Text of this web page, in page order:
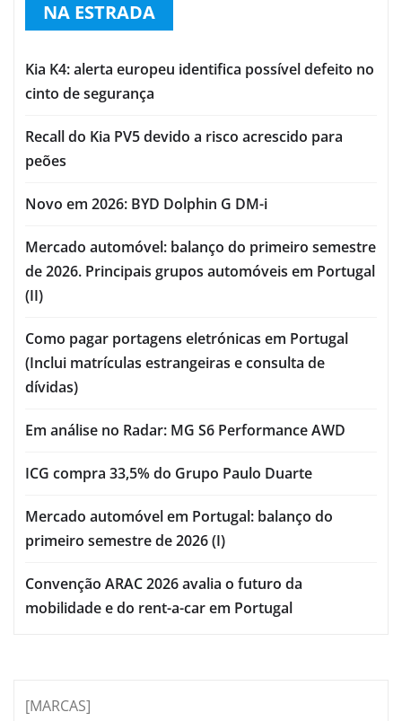
NA ESTRADA
Kia K4: alerta europeu identifica possível defeito no
cinto de segurança
Recall do Kia PV5 devido a risco acrescido para
peões
Novo em 2026: BYD Dolphin G DM-i
Mercado automóvel: balanço do primeiro semestre
de 2026. Principais grupos automóveis em Portugal
(II)
Como pagar portagens eletrónicas em Portugal
(Inclui matrículas estrangeiras e consulta de
dívidas)
Em análise no Radar: MG S6 Performance AWD
ICG compra 33,5% do Grupo Paulo Duarte
Mercado automóvel em Portugal: balanço do
primeiro semestre de 2026 (I)
Convenção ARAC 2026 avalia o futuro da
mobilidade e do rent-a-car em Portugal
[MARCAS]